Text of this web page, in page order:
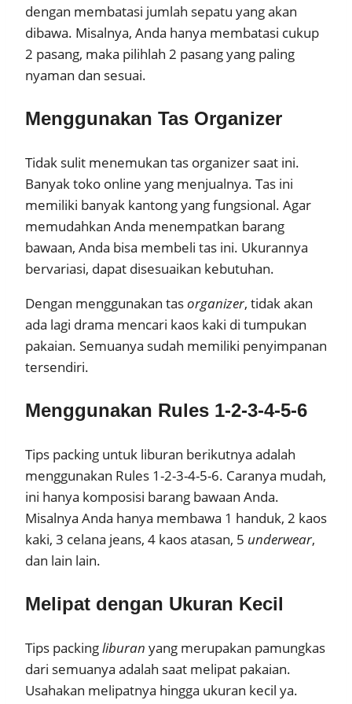
dengan membatasi jumlah sepatu yang akan
dibawa. Misalnya, Anda hanya membatasi cukup
2 pasang, maka pilihlah 2 pasang yang paling
nyaman dan sesuai.
Menggunakan Tas Organizer
Tidak sulit menemukan tas organizer saat ini.
Banyak toko online yang menjualnya. Tas ini
memiliki banyak kantong yang fungsional. Agar
memudahkan Anda menempatkan barang
bawaan, Anda bisa membeli tas ini. Ukurannya
bervariasi, dapat disesuaikan kebutuhan.
Dengan menggunakan tasorganizer, tidak akan
ada lagi drama mencari kaos kaki di tumpukan
pakaian. Semuanya sudah memiliki penyimpanan
tersendiri.
Menggunakan Rules 1-2-3-4-5-6
Tips packing untuk liburan berikutnya adalah
menggunakan Rules 1-2-3-4-5-6. Caranya mudah,
ini hanya komposisi barang bawaan Anda.
Misalnya Anda hanya membawa 1 handuk, 2 kaos
kaki, 3 celana jeans, 4 kaos atasan, 5 underwear,
dan lain lain.
Melipat dengan Ukuran Kecil
Tips packingliburan yang merupakan pamungkas
dari semuanya adalah saat melipat pakaian.
Usahakan melipatnya hingga ukuran kecil ya.